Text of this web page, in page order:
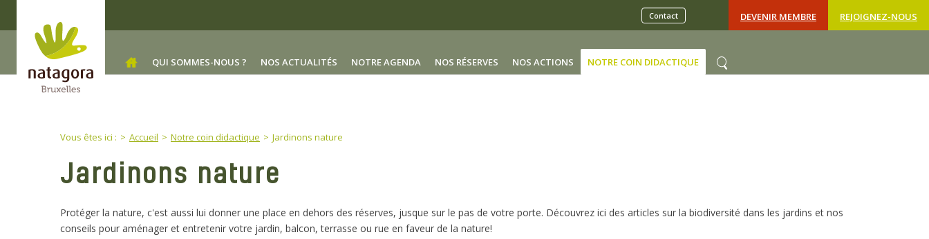
DEVENIR MEMBRE REJOIGNEZ-NOUS
Contact
QUI SOMMES-NOUS ? NOS ACTUALITÉS NOTRE AGENDA NOS RÉSERVES NOS ACTIONS NOTRE COIN DIDACTIQUE
Vous êtes ici : Accueil Notre coin didactique Jardinons nature
Jardinons nature
Protéger la nature, c'est aussi lui donner une place en dehors des réserves, jusque sur le pas de votre porte. Découvrez ici des articles sur la biodiversité dans les jardins et nos
conseils pour aménager et entretenir votre jardin, balcon, terrasse ou rue en faveur de la nature!